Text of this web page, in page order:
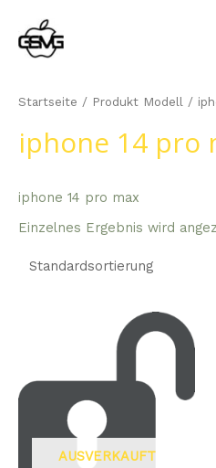
Inhalt
springen
Startseite / Produkt Modell /
iphone 14 pro
iphone 14 pro max
Einzelnes Ergebnis wird
AUSVERKAUFT